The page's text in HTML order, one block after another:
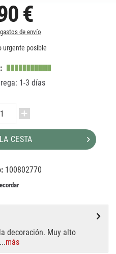
€
gastos de envío
urgente posible
1-3 días
CESTA
100802770
decoración. Muy alto
más